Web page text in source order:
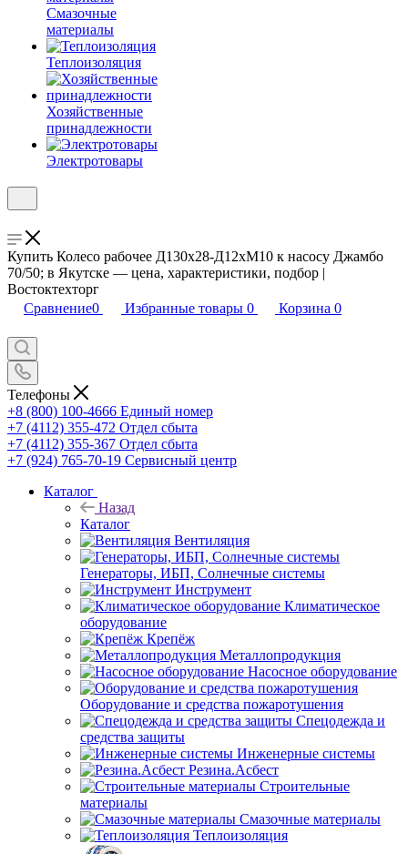
Смазочные
материалы
Теплоизоляция
Хозяйственные
принадлежности
Электротовары
Купить Колесо рабочее Д130х28-Д12хМ10 к насосу Джамбо
70/50; в Якутске — цена, характеристики, подбор |
Востоктехторг
Сравнение0 Избранные товары 0 Корзина 0
Телефоны
+8 (800) 100-4666 Единый номер
+7 (4112) 355-472 Отдел сбыта
+7 (4112) 355-367 Отдел сбыта
+7 (924) 765-70-19 Сервисный центр
Каталог
Назад
Каталог
Вентиляция
Генераторы, ИБП, Солнечные системы
Инструмент
Климатическое
оборудование
Крепёж
Металлопродукция
Насосное оборудование
Оборудование и средства пожаротушения
Спецодежда и
средства защиты
Инженерные системы
Резина.Асбест
Строительные
материалы
Смазочные материалы
Теплоизоляция